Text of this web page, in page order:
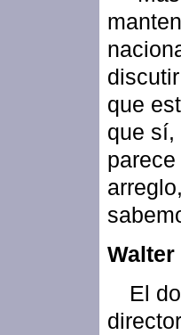
que
que sí,
Walter
El